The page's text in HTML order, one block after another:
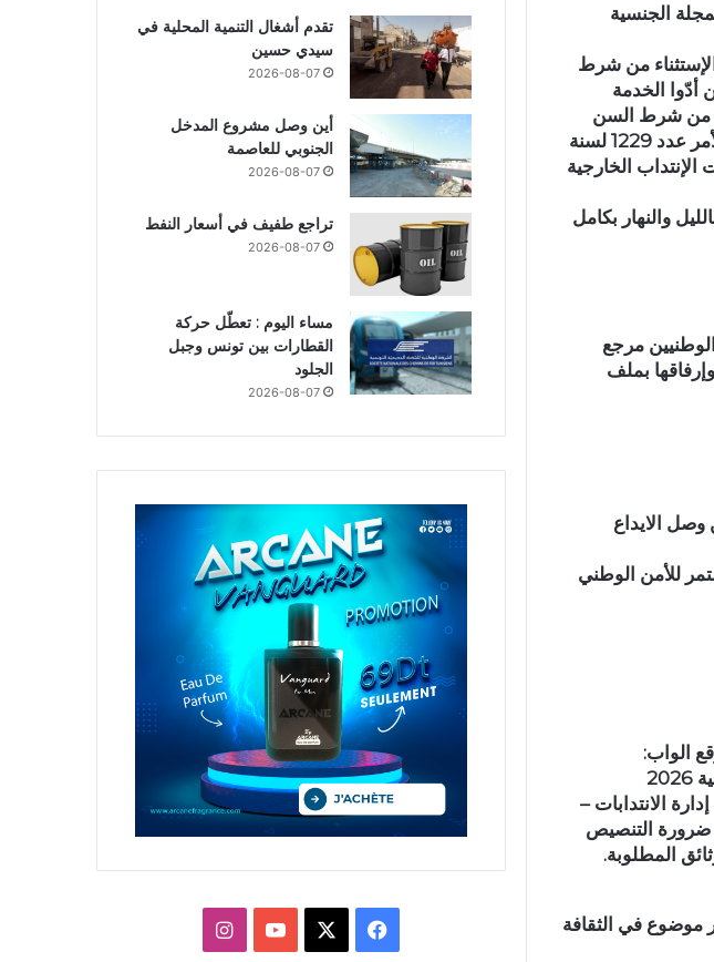
الجنسية
و24 سنة على الأكثر بتاريـخ 01/01/2026 ويمكن الإستثناء من شرط
الذين أدّوا الخدمة
من شرط السن
القصوى للإنتداب في حـدود سنة واحدة، ويتم التنفيل في السن القصوى وفقا لأحكام الأمر عدد 1229 لسنة
الإنتداب الخارجية
والنهار بكامل
مرجع
بملف
نسخة من وصل الايداع
المستمر للأمن الوطني
الواب:
الانتدابات –
المطلوبة.
تتمثل في تحرير موضوع في الثقافة
تقدم أشغال التنمية المحلية في
سيدي حسين
2026-08-07
أين وصل مشروع المدخل
الجنوبي للعاصمة
2026-08-07
تراجع طفيف في أسعار النفط
2026-08-07
مساء اليوم : تعطّل حركة
القطارات بين تونس وجبل
الجلود
2026-08-07
فيسبوك يوتيوبانستقرام